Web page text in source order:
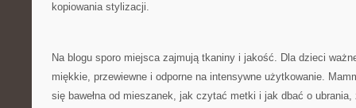
kopiowania stylizacji.
Na blogu sporo miejsca zajmują tkaniny i jakość. Dla dzieci
miękkie, przewiewne i odporne na intensywne użytkowanie.
się bawełna od mieszanek, jak czytać metki i jak dbać o ubrania,